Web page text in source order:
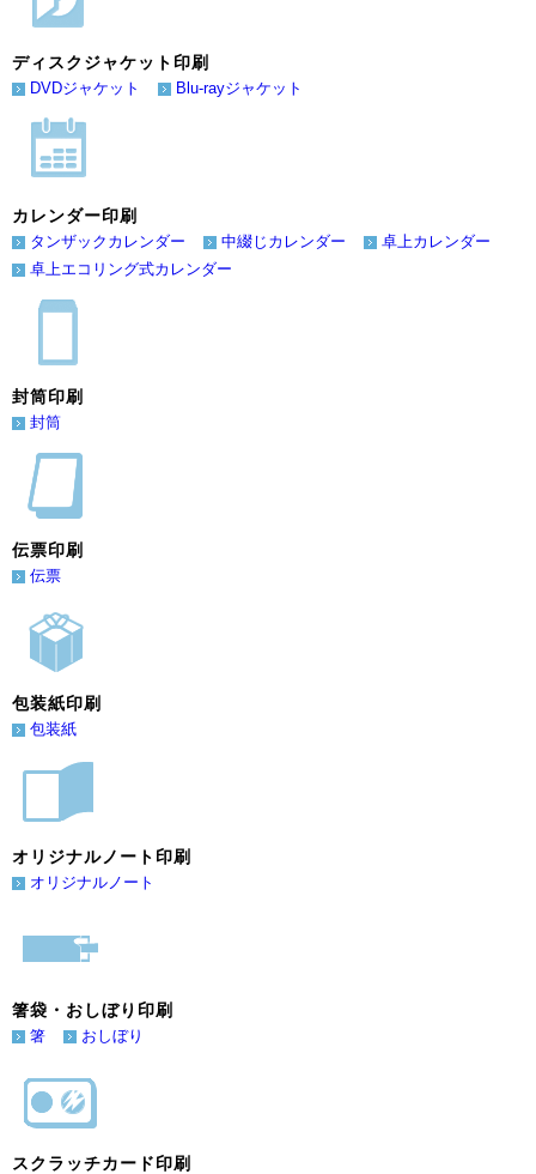
ディスクジャケット印刷
DVDジャケット Blu-rayジャケット
カレンダー印刷
タンザックカレンダー 中綴じカレンダー
卓上カレンダー
卓上エコリング式カレンダー
封筒印刷
封筒
伝票印刷
伝票
包装紙印刷
包装紙
オリジナルノート印刷
オリジナルノート
箸袋・おしぼり印刷
箸 おしぼり
スクラッチカード印刷